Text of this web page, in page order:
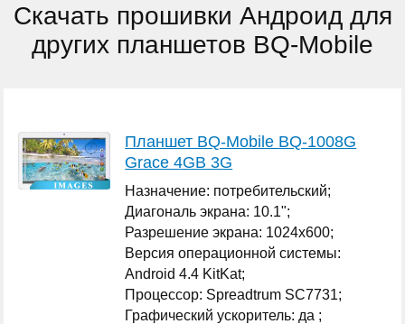
Скачать прошивки Андроид для
других планшетов BQ-Mobile
Планшет BQ-Mobile BQ-1008G
Grace 4GB 3G
Назначение: потребительский;
Диагональ экрана: 10.1";
Разрешение экрана: 1024x600;
Версия операционной системы:
Android 4.4 KitKat;
Процессор: Spreadtrum SC7731;
Графический ускоритель: да ;